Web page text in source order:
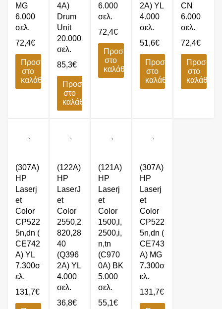
MG
6.000
σελ.
72,4€
Προσθήκη
στο
καλάθι
4A)
Drum
Unit
20.000
σελ.
85,3€
Προσθήκη
στο
καλάθι
6.000
σελ.
72,4€
Προσθήκη
στο
καλάθι
2A) YL
4.000
σελ.
51,6€
Προσθήκη
στο
καλάθι
CN
6.000
σελ.
72,4€
στο
καλάθι
(307A)
HP
Laserj
et
Color
CP522
5n,dn (
CE742
A) YL
7.300σ
ελ.
131,7€
(122A)
HP
LaserJ
et
Color
2550,2
820,28
40
(Q396
2A) YL
4.000
σελ.
36,8€
(121A)
HP
Laserj
et
Color
1500,l,
2500,i,
n,tn
(C970
0A) BK
5.000
σελ.
55,1€
(307A)
HP
Laserj
et
Color
CP522
5n,dn (
CE743
A) MG
7.300σ
ελ.
131,7€